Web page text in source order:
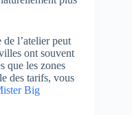
l’atelier peut
ont souvent
que les zones
des tarifs, vous
Big